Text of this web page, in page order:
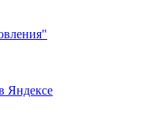
Яндексе